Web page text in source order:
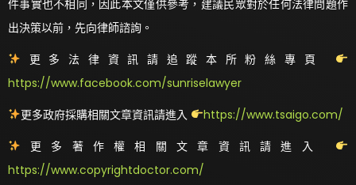
件事實也不相同，因此本文僅供參考，建議民眾對於任何法律問題作
出決策以前，先向律師諮詢。
更多法律資訊請追蹤本所粉絲專頁
https://www.facebook.com/sunriselawyer
更多政府採購相關文章資訊請進入
https://www.tsaigo.com/
更多著作權相關文章資訊請進入
https://www.copyrightdoctor.com/